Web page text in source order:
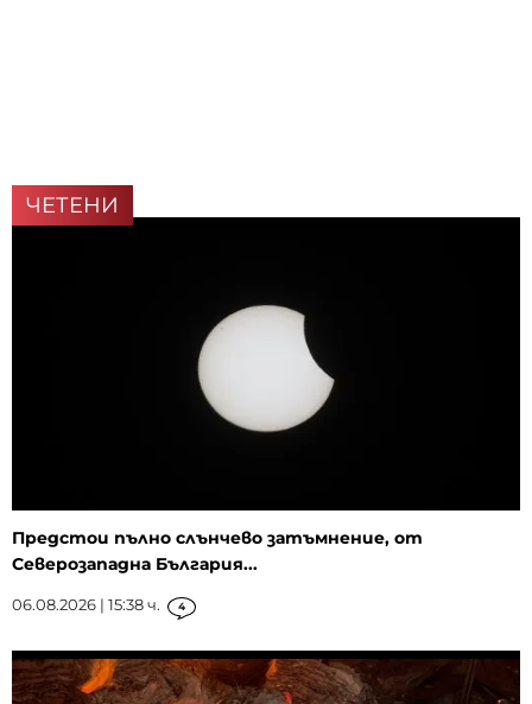
ЧЕТЕНИ
Предстои пълно слънчево затъмнение, от
Северозападна България...
06.08.2026 | 15:38 ч. 4